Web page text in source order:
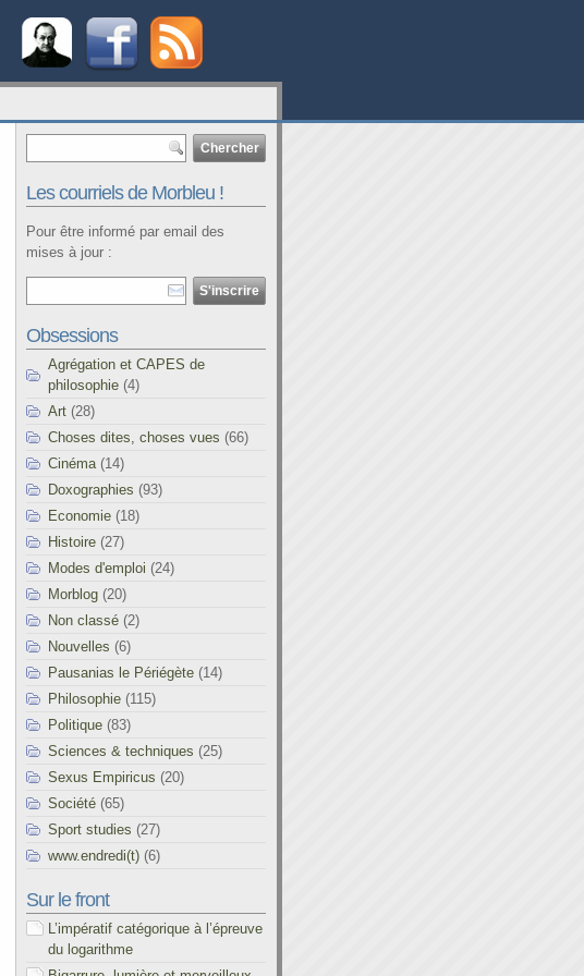
Les courriels de Morbleu !
Pour être informé par email des
mises à jour :
Obsessions
Agrégation et CAPES de
philosophie (4)
Art (28)
Choses dites, choses vues (66)
Cinéma (14)
Doxographies (93)
Economie (18)
Histoire (27)
Modes d'emploi (24)
Morblog (20)
Non classé (2)
Nouvelles (6)
Pausanias le Périégète (14)
Philosophie (115)
Politique (83)
Sciences & techniques (25)
Sexus Empiricus (20)
Société (65)
Sport studies (27)
www.endredi(t) (6)
Sur le front
L’impératif catégorique à l’épreuve
du logarithme